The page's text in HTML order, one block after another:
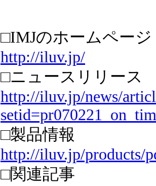
□IMJのホームページ
http://iluv.jp/
□ニュースリリース
http://iluv.jp/news/
□製品情報
http://iluv.jp/products/
□関連記事